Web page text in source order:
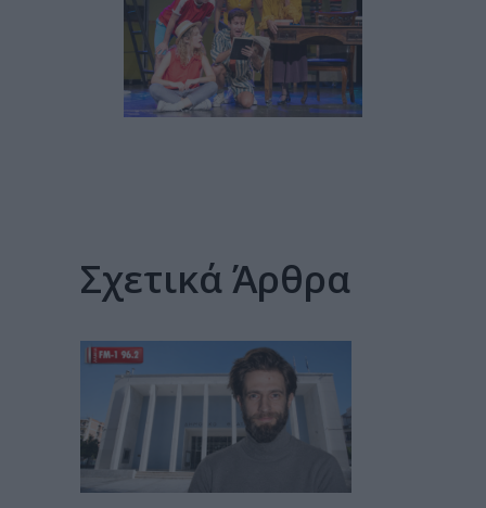
Σχετικά Άρθρα